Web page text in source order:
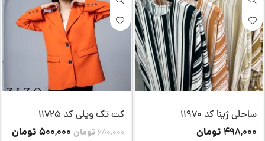
ساحلی ژینا کد 11970
498,000 تومان
کت تک ویلی کد 11725
680,000تومان500,000 تومان